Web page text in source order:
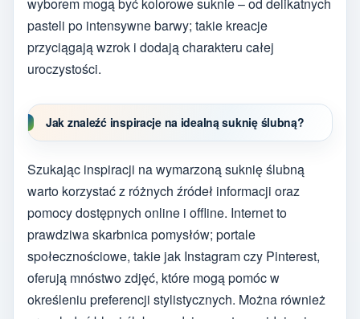
pasteli po intensywne barwy; takie kreacje
przyciągają wzrok i dodają charakteru całej
uroczystości.
Jak znaleźć inspiracje na idealną suknię ślubną?
Szukając inspiracji na wymarzoną suknię ślubną
warto korzystać z różnych źródeł informacji oraz
pomocy dostępnych online i offline. Internet to
prawdziwa skarbnica pomysłów; portale
społecznościowe, takie jak Instagram czy Pinterest,
oferują mnóstwo zdjęć, które mogą pomóc w
określeniu preferencji stylistycznych. Można również